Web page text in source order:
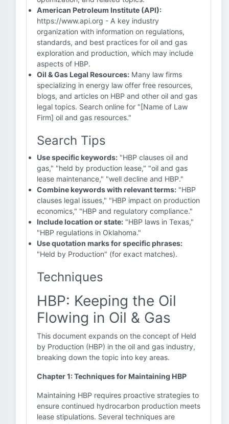
American Petroleum Institute (API):
https://www.api.org - A key industry
organization with information on regulations,
standards, and best practices for oil and gas
exploration and production, which may include
aspects of HBP.
Oil & Gas Legal Resources: Many law firms
specializing in energy law offer free resources,
blogs, and articles on HBP and other oil and gas
legal topics. Search online for "[Name of Law
Firm] oil and gas resources."
Search Tips
Use specific keywords: "HBP clauses oil and
gas," "held by production lease," "oil and gas
lease maintenance," "well decline and HBP."
Combine keywords with relevant terms: "HBP
clauses legal issues," "HBP impact on production
economics," "HBP and regulatory compliance."
Include location or state: "HBP laws in Texas,"
"HBP regulations in Oklahoma."
Use quotation marks for specific phrases:
"Held by Production" (for exact matches).
Techniques
HBP: Keeping the Oil
Flowing in Oil & Gas
This document expands on the concept of Held
by Production (HBP) in the oil and gas industry,
breaking down the topic into key areas.
Chapter 1: Techniques for Maintaining HBP
Maintaining HBP requires proactive strategies to
ensure continued hydrocarbon production meets
lease stipulations. Several techniques are